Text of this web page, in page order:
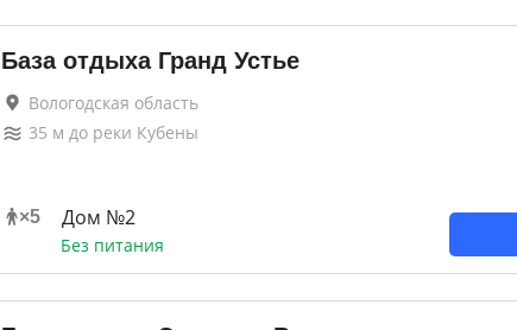
База отдыха Гранд Устье
Вологодская область
35 м до реки Кубены
×5 Дом №2
Без питания